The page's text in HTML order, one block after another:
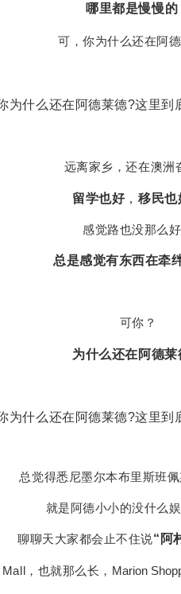
哪里都是慢慢的
可，你为什么还在阿
远离家乡，还在澳洲
留学也好， 移民也
感觉路也没那么
总是感觉有东西在牵
可你？
为什么还在阿德莱
总觉得悉尼墨尔本布里斯班
就是阿德小小的没什么娱
聊聊天大家都会止不住说“阿
，也就那么长， Marion